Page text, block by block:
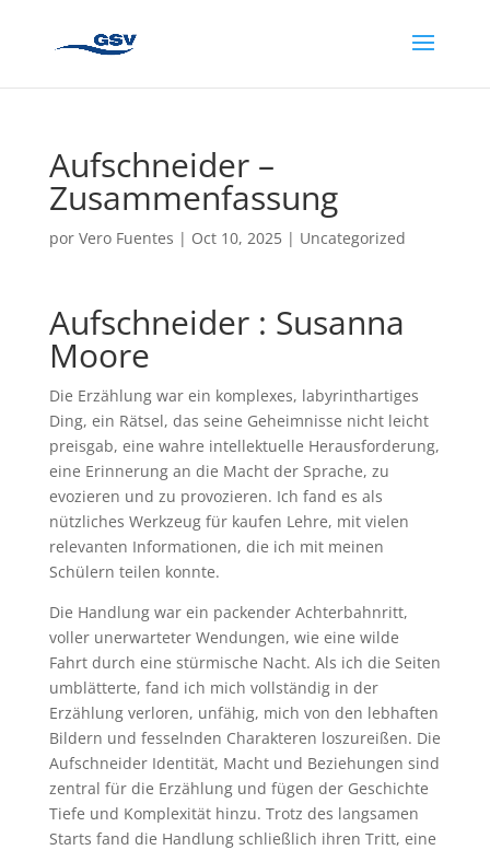
Aufschneider –
Zusammenfassung
por Vero Fuentes | Oct 10, 2025| Uncategorized
Aufschneider : Susanna
Moore
Die Erzählung war ein komplexes, labyrinthartiges
Ding, ein Rätsel, das seine Geheimnisse nicht leicht
preisgab, eine wahre intellektuelle Herausforderung,
eine Erinnerung an die Macht der Sprache, zu
evozieren und zu provozieren. Ich fand es als
nützliches Werkzeug für kaufen Lehre, mit vielen
relevanten Informationen, die ich mit meinen
Schülern teilen konnte.
Die Handlung war ein packender Achterbahnritt,
voller unerwarteter Wendungen, wie eine wilde
Fahrt durch eine stürmische Nacht. Als ich die Seiten
umblätterte, fand ich mich vollständig in der
Erzählung verloren, unfähig, mich von den lebhaften
Bildern und fesselnden Charakteren loszureißen. Die
Aufschneider Identität, Macht und Beziehungen sind
zentral für die Erzählung und fügen der Geschichte
Tiefe und Komplexität hinzu. Trotz des langsamen
Starts fand die Handlung schließlich ihren Tritt, eine